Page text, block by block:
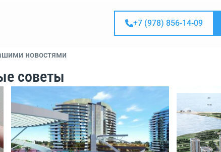
+7 (978) 856-14-09
новостями
советы